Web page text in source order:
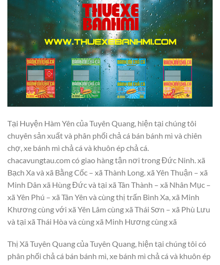
Tại Huyện Hàm Yên của Tuyên Quang, hiện tại chúng tôi
chuyên sản xuất và phân phối chả cá bán bánh mì và chiên
chợ, xe bánh mì chả cá và khuôn ép chả cá.
chacavungtau.com có giao hàng tận nơi trong Đức Ninh. xã
Bạch Xa và xã Bằng Cốc – xã Thành Long. xã Yên Thuận – xã
Minh Dân xã Hùng Đức và tại xã Tân Thành – xã Nhân Mục –
xã Yên Phú – xã Tân Yên và cùng thị trấn Bình Xa, xã Minh
Khương cùng với xã Yên Lâm cùng xã Thái Sơn – xã Phù Lưu
và tại xã Thái Hòa và cùng xã Minh Hương cùng xã
Thị Xã Tuyên Quang của Tuyên Quang, hiện tại chúng tôi có
phân phối chả cá bán bánh mì, xe bánh mì chả cá và khuôn ép